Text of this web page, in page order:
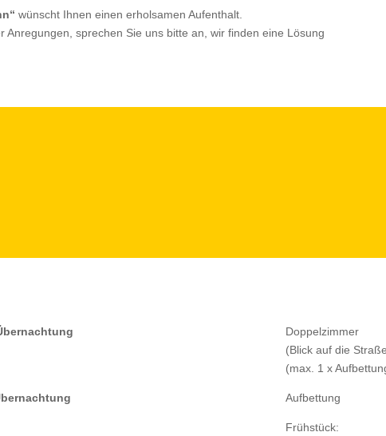
wünscht Ihnen einen erholsamen Aufenthalt.
Anregungen, sprechen Sie uns bitte an, wir finden eine Lösung
(Blick auf die
(max. 1 x